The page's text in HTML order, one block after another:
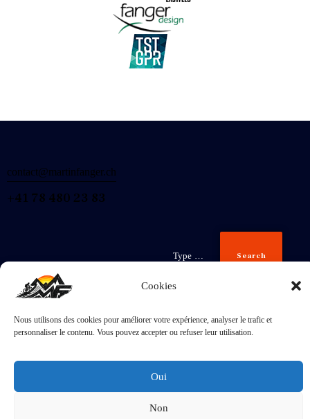
Cookies
Nous utilisons des cookies pour améliorer votre expérience, analyser le trafic et
personnaliser le contenu. Vous pouvez accepter ou refuser leur utilisation.
Oui
Non
contact@martinfanger.ch
+41 78 480 23 83
Search
Inscris-
toi
J'accepte laPolitique de confidentialité.